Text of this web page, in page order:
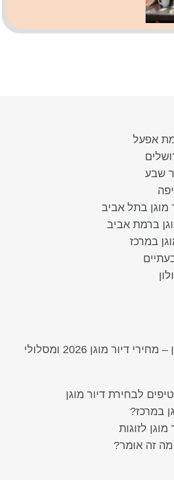
אפעל
שבע
מוגן בתל אביב
ברמת אביב
במרכז
כמה עולה דיור מוגן – מחירי דיור מוגן 2026 ומסלולי
לבחירת דיור מוגן
במרכז?
לזוגות
מה זה אומר?